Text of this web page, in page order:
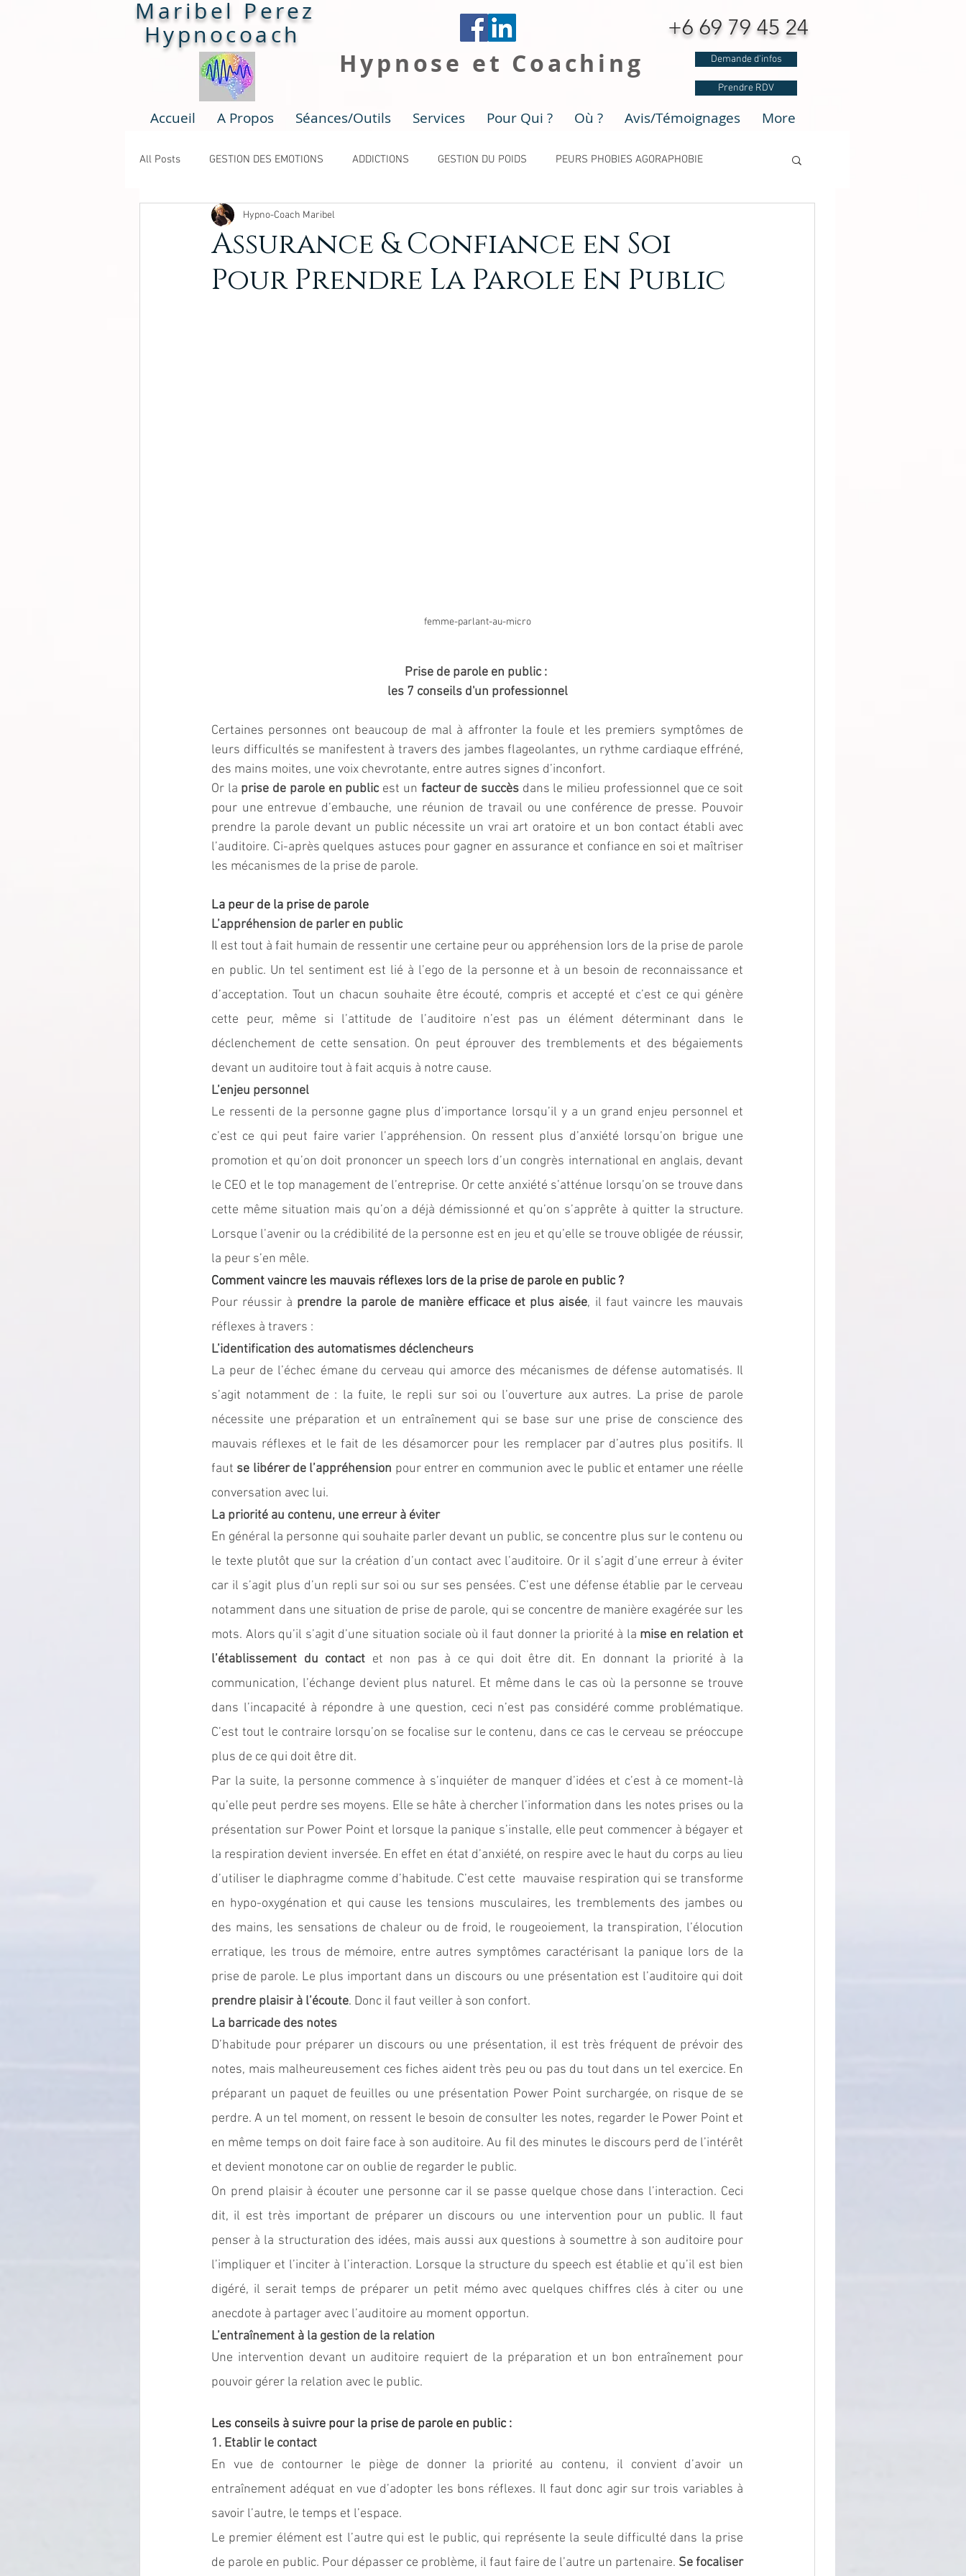
Maribel Perez
Hypnocoach
+6 69 79 45 24
Hypnose et Coaching Demande d'infos
Prendre RDV
Accueil A Propos Séances/Outils Services Pour Qui ? Où ? Avis/Témoignages More
All Posts GESTION DES EMOTIONS ADDICTIONS GESTION DU POIDS PEURS PHOBIES AGORAPHOBIE
BLOCAGES ATELIERS
Assurance & Confiance en Soi
Pour Prendre La Parole En Public
Hypno-Coach Maribel
femme-parlant-au-micro
Prise de parole en public :
les 7 conseils d'un professionnel
Certaines personnes ont beaucoup de mal à affronter la foule et les premiers symptômes de
leurs difficultés se manifestent à travers des jambes flageolantes, un rythme cardiaque effréné,
des mains moites, une voix chevrotante, entre autres signes d’inconfort.
Or la prise de parole en public est un facteur de succès dans le milieu professionnel que ce soit
pour une entrevue d’embauche, une réunion de travail ou une conférence de presse. Pouvoir
prendre la parole devant un public nécessite un vrai art oratoire et un bon contact établi avec
l’auditoire. Ci-après quelques astuces pour gagner en assurance et confiance en soi et maîtriser
les mécanismes de la prise de parole.
La peur de la prise de parole
L’appréhension de parler en public
Il est tout à fait humain de ressentir une certaine peur ou appréhension lors de la prise de parole
en public. Un tel sentiment est lié à l’ego de la personne et à un besoin de reconnaissance et
d’acceptation. Tout un chacun souhaite être écouté, compris et accepté et c’est ce qui génère
cette peur, même si l’attitude de l’auditoire n’est pas un élément déterminant dans le
déclenchement de cette sensation. On peut éprouver des tremblements et des bégaiements
devant un auditoire tout à fait acquis à notre cause.
L’enjeu personnel
Le ressenti de la personne gagne plus d’importance lorsqu’il y a un grand enjeu personnel et
c’est ce qui peut faire varier l’appréhension. On ressent plus d’anxiété lorsqu’on brigue une
promotion et qu’on doit prononcer un speech lors d’un congrès international en anglais, devant
le CEO et le top management de l’entreprise. Or cette anxiété s’atténue lorsqu’on se trouve dans
cette même situation mais qu’on a déjà démissionné et qu’on s’apprête à quitter la structure.
Lorsque l’avenir ou la crédibilité de la personne est en jeu et qu’elle se trouve obligée de réussir,
la peur s’en mêle.
Comment vaincre les mauvais réflexes lors de la prise de parole en public ?
Pour réussir à prendre la parole de manière efficace et plus aisée, il faut vaincre les mauvais
réflexes à travers :
L’identification des automatismes déclencheurs
La peur de l’échec émane du cerveau qui amorce des mécanismes de défense automatisés. Il
s’agit notamment de : la fuite, le repli sur soi ou l’ouverture aux autres. La prise de parole
nécessite une préparation et un entraînement qui se base sur une prise de conscience des
mauvais réflexes et le fait de les désamorcer pour les remplacer par d’autres plus positifs. Il
faut se libérer de l’appréhension pour entrer en communion avec le public et entamer une réelle
conversation avec lui.
La priorité au contenu, une erreur à éviter
En général la personne qui souhaite parler devant un public, se concentre plus sur le contenu ou
le texte plutôt que sur la création d’un contact avec l’auditoire. Or il s’agit d’une erreur à éviter
car il s’agit plus d’un repli sur soi ou sur ses pensées. C’est une défense établie par le cerveau
notamment dans une situation de prise de parole, qui se concentre de manière exagérée sur les
mots. Alors qu’il s’agit d’une situation sociale où il faut donner la priorité à la mise en relation et
l’établissement du contact et non pas à ce qui doit être dit. En donnant la priorité à la
communication, l’échange devient plus naturel. Et même dans le cas où la personne se trouve
dans l’incapacité à répondre à une question, ceci n’est pas considéré comme problématique.
C’est tout le contraire lorsqu’on se focalise sur le contenu, dans ce cas le cerveau se préoccupe
plus de ce qui doit être dit.
Par la suite, la personne commence à s’inquiéter de manquer d’idées et c’est à ce moment-là
qu’elle peut perdre ses moyens. Elle se hâte à chercher l’information dans les notes prises ou la
présentation sur Power Point et lorsque la panique s’installe, elle peut commencer à bégayer et
la respiration devient inversée. En effet en état d’anxiété, on respire avec le haut du corps au lieu
d’utiliser le diaphragme comme d’habitude. C’est cette  mauvaise respiration qui se transforme
en hypo-oxygénation et qui cause les tensions musculaires, les tremblements des jambes ou
des mains, les sensations de chaleur ou de froid, le rougeoiement, la transpiration, l’élocution
erratique, les trous de mémoire, entre autres symptômes caractérisant la panique lors de la
prendre plaisir à l’écoute. Donc il faut veiller à son confort.
La barricade des notes
D’habitude pour préparer un discours ou une présentation, il est très fréquent de prévoir des
notes, mais malheureusement ces fiches aident très peu ou pas du tout dans un tel exercice. En
préparant un paquet de feuilles ou une présentation Power Point surchargée, on risque de se
perdre. A un tel moment, on ressent le besoin de consulter les notes, regarder le Power Point et
en même temps on doit faire face à son auditoire. Au fil des minutes le discours perd de l’intérêt
et devient monotone car on oublie de regarder le public.
On prend plaisir à écouter une personne car il se passe quelque chose dans l’interaction. Ceci
dit, il est très important de préparer un discours ou une intervention pour un public. Il faut
penser à la structuration des idées, mais aussi aux questions à soumettre à son auditoire pour
l’impliquer et l’inciter à l’interaction. Lorsque la structure du speech est établie et qu’il est bien
digéré, il serait temps de préparer un petit mémo avec quelques chiffres clés à citer ou une
anecdote à partager avec l’auditoire au moment opportun.
L’entraînement à la gestion de la relation
Une intervention devant un auditoire requiert de la préparation et un bon entraînement pour
pouvoir gérer la relation avec le public.
Les conseils à suivre pour la prise de parole en public :
1. Etablir le contact
En vue de contourner le piège de donner la priorité au contenu, il convient d’avoir un
entraînement adéquat en vue d’adopter les bons réflexes. Il faut donc agir sur trois variables à
savoir l’autre, le temps et l’espace.
Le premier élément est l’autre qui est le public, qui représente la seule difficulté dans la prise
de parole en public. Pour dépasser ce problème, il faut faire de l’autre un partenaire. Se focaliser